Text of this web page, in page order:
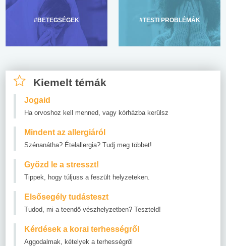
#BETEGSÉGEK #TESTI PROBLÉMÁK
Kiemelt témák
Jogaid
Ha orvoshoz kell menned, vagy kórházba kerülsz
Mindent az allergiáról
Szénanátha? Ételallergia? Tudj meg többet!
Győzd le a stresszt!
Tippek, hogy túljuss a feszült helyzeteken.
Elsősegély tudásteszt
Tudod, mi a teendő vészhelyzetben? Teszteld!
Kérdések a korai terhességről
Aggodalmak, kételyek a terhességről